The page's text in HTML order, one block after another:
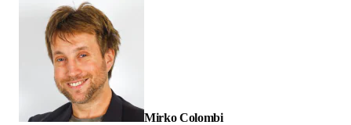
Mirko Colombi